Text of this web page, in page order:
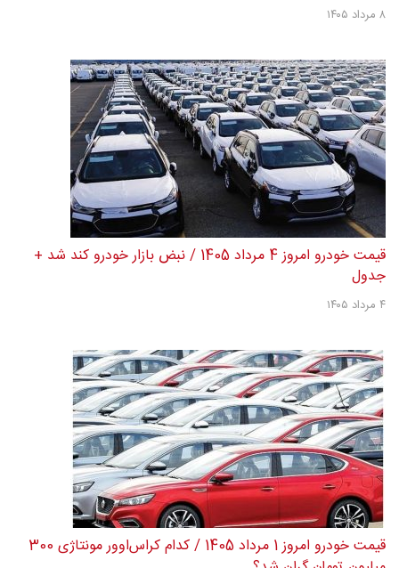
۸ مرداد ۱۴۰۵
قیمت خودرو امروز 4 مرداد 1405 / نبض بازار خودرو کند شد +
جدول
۴ مرداد ۱۴۰۵
قیمت خودرو امروز 1 مرداد 1405 / کدام کراس‌اوور مونتاژی 300